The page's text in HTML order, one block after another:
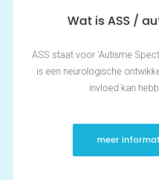
Brugklas
|
Rekenen
Wat is ASS /
ASS staat voor 'Autisme
is een neurologische
invloed kan
meer